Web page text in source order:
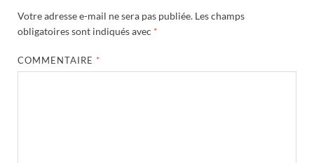
Votre adresse e-mail ne sera pas publiée. Les champs
obligatoires sont indiqués avec *
COMMENTAIRE *